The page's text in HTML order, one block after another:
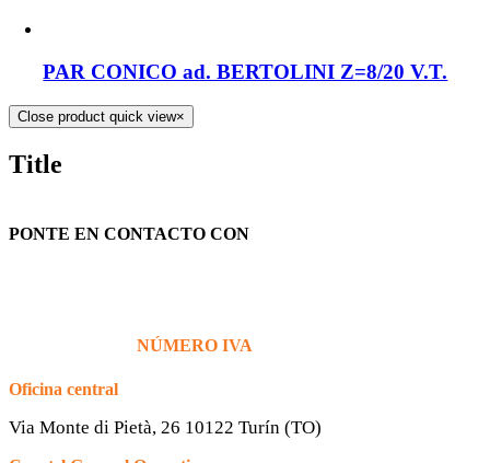
PAR CONICO ad. BERTOLINI Z=8/20 V.T.
Close product quick view×
Title
PONTE EN CONTACTO CON
NÚMERO IVA
Oficina central
Via Monte di Pietà, 26 10122 Turín (TO)